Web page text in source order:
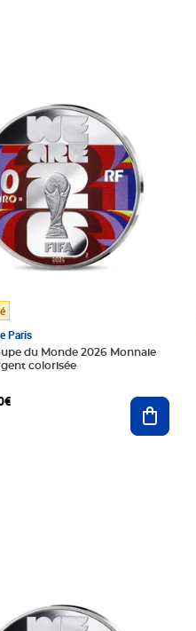
Paris
du Monde 2026 Monnaie
colorisée